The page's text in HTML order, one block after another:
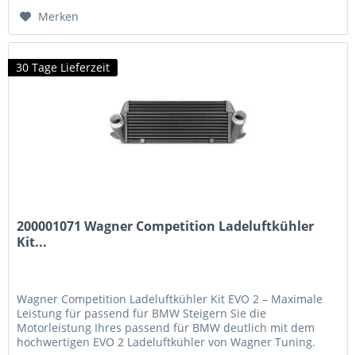
Merken
30 Tage Lieferzeit
200001071 Wagner Competition Ladeluftkühler
Kit...
Wagner Competition Ladeluftkühler Kit EVO 2 – Maximale
Leistung für passend für BMW Steigern Sie die
Motorleistung Ihres passend für BMW deutlich mit dem
hochwertigen EVO 2 Ladeluftkühler von Wagner Tuning.